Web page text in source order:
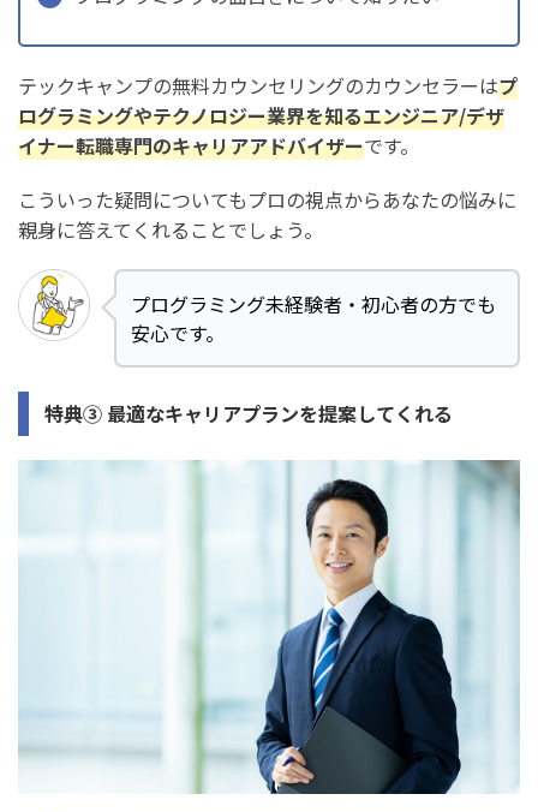
テックキャンプの無料カウンセリングのカウンセラーはプ
ログラミングやテクノロジー業界を知るエンジニア/デザ
イナー転職専門のキャリアアドバイザーです。
こういった疑問についてもプロの視点からあなたの悩みに
親身に答えてくれることでしょう。
プログラミング未経験者・初心者の方でも
安心です。
特典③ 最適なキャリアプランを提案してくれる